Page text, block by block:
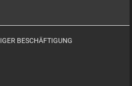
BESCHÄFTIGUNG